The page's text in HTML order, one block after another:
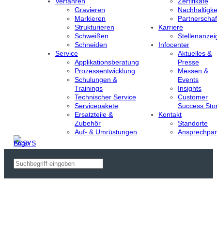
Gravieren
Markieren
Strukturieren
Schweißen
Schneiden
Service
Applikationsberatung
Prozessentwicklung
Schulungen &
Trainings
Technischer Service
Servicepakete
Ersatzteile &
Zubehör
Auf- & Umrüstungen
Karriere
Infocenter
Aktuelles &
Presse
Messen &
Events
Insights
Customer
Success
Kontakt
Standorte
Suchen